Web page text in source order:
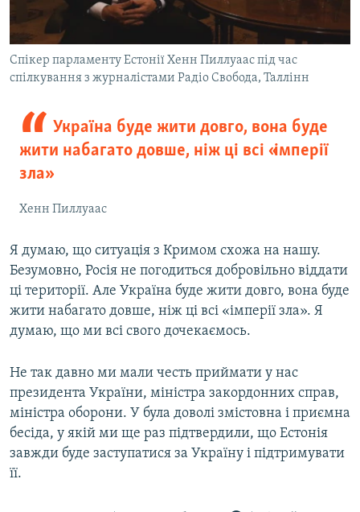
Спікер парламенту Естонії Хенн Пиллуаас під час
спілкування з журналістами Радіо Свобода, Таллінн
Україна буде жити довго, вона буде
жити набагато довше, ніж ці всі «імперії
зла»
Хенн Пиллуаас
Я думаю, що ситуація з Кримом схожа на нашу.
Безумовно, Росія не погодиться добровільно віддати
ці території. Але Україна буде жити довго, вона буде
жити набагато довше, ніж ці всі «імперії зла». Я
думаю, що ми всі свого дочекаємось.
Не так давно ми мали честь приймати у нас
президента України, міністра закордонних справ,
міністра оборони. У була доволі змістовна і приємна
бесіда, у якій ми ще раз підтвердили, що Естонія
завжди буде заступатися за Україну і підтримувати
її.​